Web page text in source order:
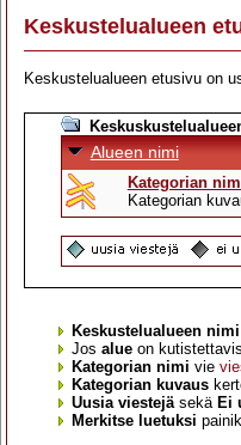
Keskustelualueen
Keskustelualueen etusivu on
Alueen nimi
Kategorian
Kategorian
Keskustelualueen nimi
Jos alueon
Kategorian nimi vie
Kategorian kuvaus
Uusia viestejäsekä Ei
Merkitse luetuksi